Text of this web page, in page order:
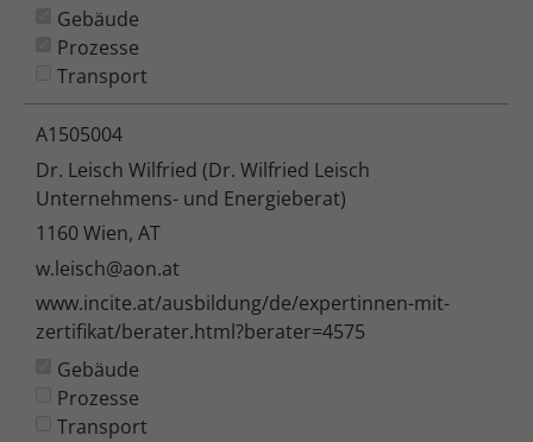
Gebäude
Prozesse
Transport
A1505004
Dr. Leisch Wilfried (Dr. Wilfried Leisch
Unternehmens- und Energieberat)
1160 Wien, AT
w.leisch@aon.at
www.incite.at/ausbildung/de/expertinnen-mit-
zertifikat/berater.html?berater=4575
Gebäude
Prozesse
Transport